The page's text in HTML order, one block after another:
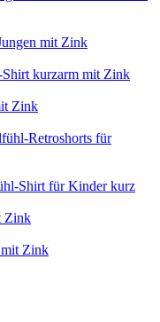
mit Zink
kurzarm mit Zink
Zink
Retroshorts für
Shirt für Kinder kurz
Zink
Zink